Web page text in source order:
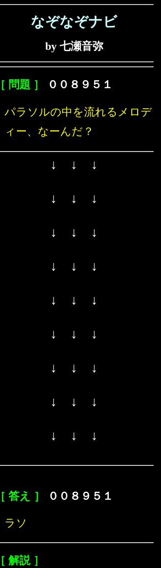
なぞなぞナビ
by 七瀬音弥
［ 問題 ］ ００８９５１
パラソルの中を流れるメロデ
ィー、なーんだ？
↓ ↓ ↓
↓ ↓ ↓
↓ ↓ ↓
↓ ↓ ↓
↓ ↓ ↓
↓ ↓ ↓
↓ ↓ ↓
↓ ↓ ↓
↓ ↓ ↓
［ 答え ］ ００８９５１
ラソ
［ 解説 ］